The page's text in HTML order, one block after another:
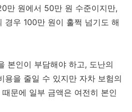
만 원에서 50만 원 수준이지만,
경우 100만 원이 훌쩍 넘기도 해
본인이 부담해야 하고, 도난의
용을 줄일 수 있지만 자차 보험의
문에 일부 금액은 여전히 본인